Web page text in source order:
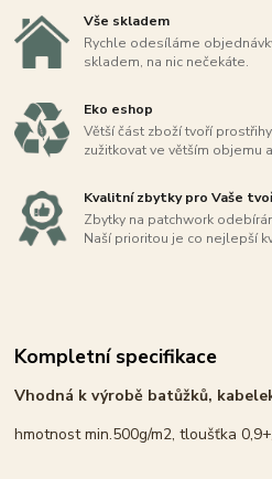
Vše skladem
Rychle odesíláme
skladem, na nic nečekáte.
Eko eshop
Větší část zboží tvoří
zužitkovat ve větším objemu
Kvalitní zbytky pro Vaše
Zbytky na patchwork
Naší prioritou je co nejlepší
Kompletní specifikace
Vhodná k výrobě batůžků,
hmotnost min.500g/m2, tloušťka